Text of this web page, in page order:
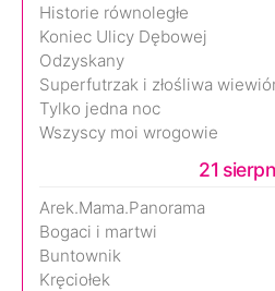
Historie równoległe
Koniec Ulicy Dębowej
Odzyskany
Superfutrzak i złośliwa
Tylko jedna noc
Wszyscy moi wrogowie
21
Arek.Mama.Panorama
Bogaci i martwi
Buntownik
Kręciołek